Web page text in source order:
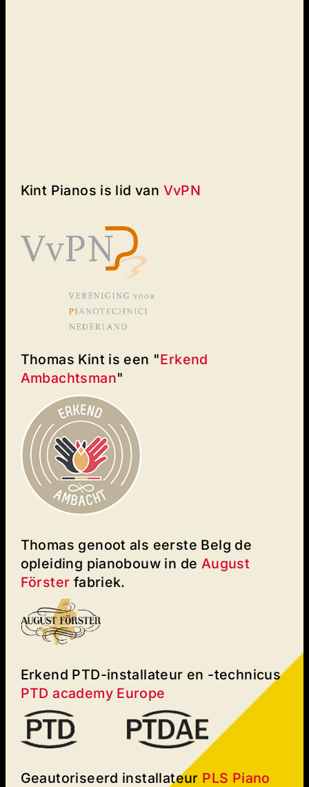
Kint Pianos is lid van VvPN
Thomas Kint is een "Erkend
Ambachtsman"
Thomas genoot als eerste Belg de
opleiding pianobouw in de August
Förster fabriek.
Erkend PTD-installateur en -technicus
PTD academy Europe
Geautoriseerd installateur PLS Piano